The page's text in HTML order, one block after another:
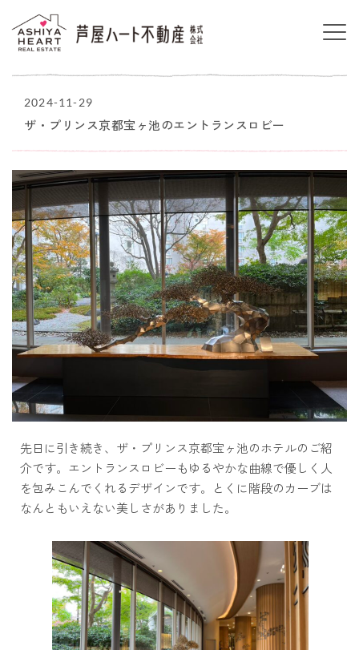
2024-11-29
ザ・プリンス京都宝ヶ池のエントランスロビー
先日に引き続き、ザ・プリンス京都宝ヶ池のホテルのご紹
介です。エントランスロビーもゆるやかな曲線で優しく人
を包みこんでくれるデザインです。とくに階段のカーブは
なんともいえない美しさがありました。